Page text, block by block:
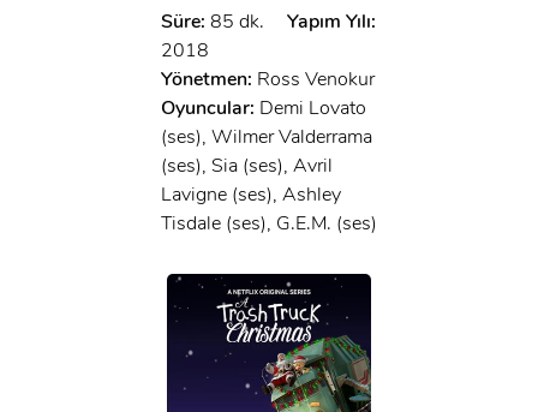
Süre: 85 dk.
Yapım Yılı:
2018
Yönetmen: Ross Venokur
Oyuncular: Demi Lovato
(ses), Wilmer Valderrama
(ses), Sia (ses), Avril
Lavigne (ses), Ashley
Tisdale (ses), G.E.M. (ses)